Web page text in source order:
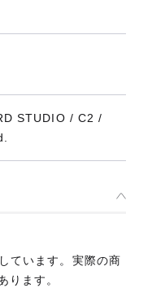
STUDIO / C2 /
ています。実際の商
ります。